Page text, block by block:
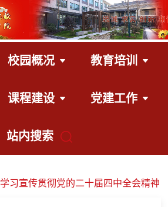
校园概况 教育培训
课程建设 党建工作
站内搜索
学习宣传贯彻党的二十届四中全会精神